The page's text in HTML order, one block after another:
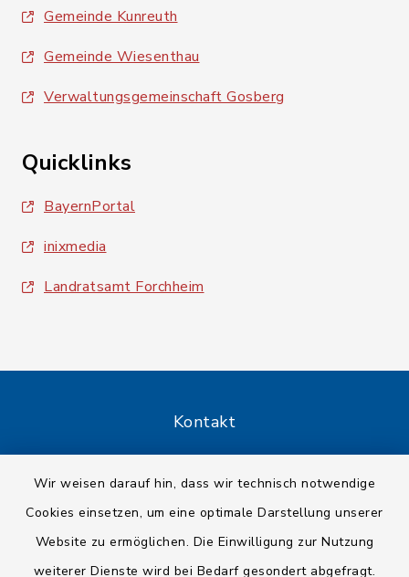
Wir weisen darauf hin, dass wir technisch notwendige
Cookies einsetzen, um eine optimale Darstellung unserer
Website zu ermöglichen. Die Einwilligung zur Nutzung
weiterer Dienste wird bei Bedarf gesondert abgefragt.
Gemeinde Kunreuth
Gemeinde Wiesenthau
Verwaltungsgemeinschaft Gosberg
Quicklinks
BayernPortal
inixmedia
Landratsamt Forchheim
Kontakt
Datenschutz
Impressum